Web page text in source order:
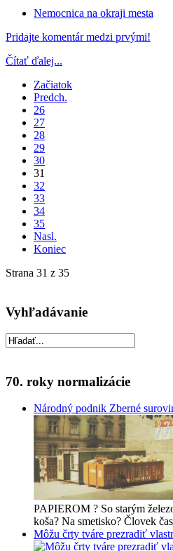
Nemocnica na okraji mesta
Pridajte komentár medzi prvými!
Čítať ďalej...
Začiatok
Predch.
26
27
28
29
30
31
32
33
34
35
Nasl.
Koniec
Strana 31 z 35
Vyhľadávanie
70. roky normalizácie
Národný podnik Zberné
PAPIEROM ? So starým
koša? Na smetisko? Človek
Môžu črty tváre prezradiť